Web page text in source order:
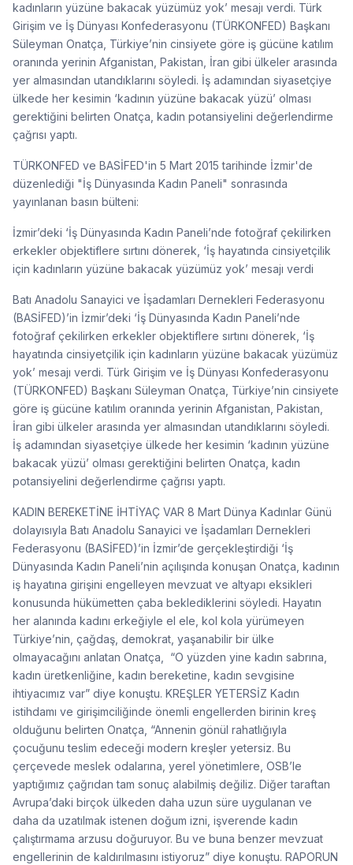
kadınların yüzüne bakacak yüzümüz yok’ mesajı verdi. Türk
Girişim ve İş Dünyası Konfederasyonu (TÜRKONFED) Başkanı
Süleyman Onatça, Türkiye’nin cinsiyete göre iş gücüne katılım
oranında yerinin Afganistan, Pakistan, İran gibi ülkeler arasında
yer almasından utandıklarını söyledi. İş adamından siyasetçiye
ülkede her kesimin ‘kadının yüzüne bakacak yüzü’ olması
gerektiğini belirten Onatça, kadın potansiyelini değerlendirme
çağrısı yaptı.
TÜRKONFED ve BASİFED'in 5 Mart 2015 tarihinde İzmir'de
düzenlediği "İş Dünyasında Kadın Paneli" sonrasında
yayınlanan basın bülteni:
İzmir’deki ‘İş Dünyasında Kadın Paneli’nde fotoğraf çekilirken
erkekler objektiflere sırtını dönerek, ‘İş hayatında cinsiyetçilik
için kadınların yüzüne bakacak yüzümüz yok’ mesajı verdi
Batı Anadolu Sanayici ve İşadamları Dernekleri Federasyonu
(BASİFED)’in İzmir’deki ‘İş Dünyasında Kadın Paneli’nde
fotoğraf çekilirken erkekler objektiflere sırtını dönerek, ‘İş
hayatında cinsiyetçilik için kadınların yüzüne bakacak yüzümüz
yok’ mesajı verdi. Türk Girişim ve İş Dünyası Konfederasyonu
(TÜRKONFED) Başkanı Süleyman Onatça, Türkiye’nin cinsiyete
göre iş gücüne katılım oranında yerinin Afganistan, Pakistan,
İran gibi ülkeler arasında yer almasından utandıklarını söyledi.
İş adamından siyasetçiye ülkede her kesimin ‘kadının yüzüne
bakacak yüzü’ olması gerektiğini belirten Onatça, kadın
potansiyelini değerlendirme çağrısı yaptı.
KADIN BEREKETİNE İHTİYAÇ VAR 8 Mart Dünya Kadınlar Günü
dolayısıyla Batı Anadolu Sanayici ve İşadamları Dernekleri
Federasyonu (BASİFED)’in İzmir’de gerçekleştirdiği ‘İş
Dünyasında Kadın Paneli’nin açılışında konuşan Onatça, kadının
iş hayatına girişini engelleyen mevzuat ve altyapı eksikleri
konusunda hükümetten çaba beklediklerini söyledi. Hayatın
her alanında kadını erkeğiyle el ele, kol kola yürümeyen
Türkiye’nin, çağdaş, demokrat, yaşanabilir bir ülke
olmayacağını anlatan Onatça, “O yüzden yine kadın sabrına,
kadın üretkenliğine, kadın bereketine, kadın sevgisine
ihtiyacımız var” diye konuştu. KREŞLER YETERSİZ Kadın
istihdamı ve girişimciliğinde önemli engellerden birinin kreş
olduğunu belirten Onatça, “Annenin gönül rahatlığıyla
çocuğunu teslim edeceği modern kreşler yetersiz. Bu
çerçevede meslek odalarına, yerel yönetimlere, OSB’le
yaptığımız çağrıdan tam sonuç alabilmiş değiliz. Diğer taraftan
Avrupa’daki birçok ülkeden daha uzun süre uygulanan ve
daha da uzatılmak istenen doğum izni, işverende kadın
çalıştırmama arzusu doğuruyor. Bu ve buna benzer mevzuat
engellerinin de kaldırılmasını istiyoruz” diye konuştu. RAPORUN